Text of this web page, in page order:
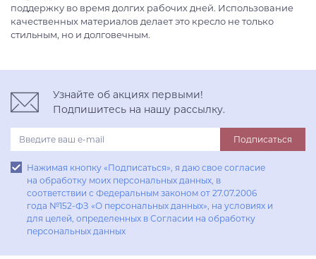
поддержку во время долгих рабочих дней. Использование
качественных материалов делает это кресло не только
стильным, но и долговечным.
Узнайте об акциях первыми!
Подпишитесь на нашу рассылку.
Подписаться
Нажимая кнопку «Подписаться», я даю свое согласие
на обработку моих персональных данных, в
соответствии с Федеральным законом от 27.07.2006
года №152-ФЗ «О персональных данных», на условиях и
для целей, определенных в Согласии на обработку
персональных данных